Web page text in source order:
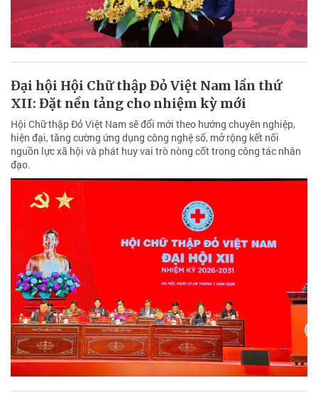
Đại hội Hội Chữ thập Đỏ Việt Nam lần thứ
XII: Đặt nền tảng cho nhiệm kỳ mới
Hội Chữ thập Đỏ Việt Nam sẽ đổi mới theo hướng chuyên nghiệp,
hiện đại, tăng cường ứng dụng công nghệ số, mở rộng kết nối
nguồn lực xã hội và phát huy vai trò nòng cốt trong công tác nhân
đạo.